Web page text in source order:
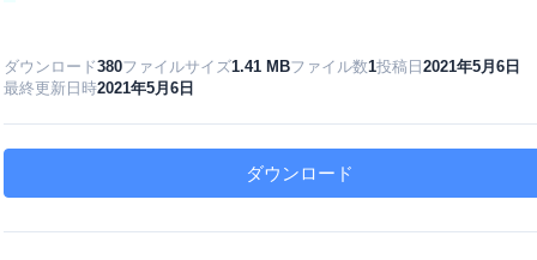
ダウンロード380ファイルサイズ1.41 MBファイル数1投稿日 2021年5月6日
最終更新日時2021年5月6日
ダウンロード